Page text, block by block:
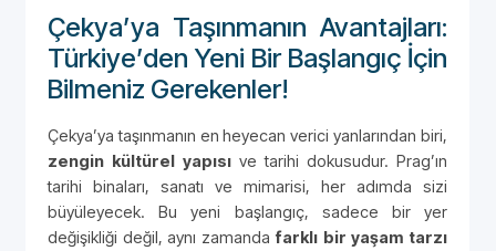
Çekya’ya Taşınmanın Avantajları:
Türkiye’den Yeni Bir Başlangıç İçin
Bilmeniz Gerekenler!
Çekya’ya taşınmanın en heyecan verici yanlarından biri,
zengin kültürel yapısı ve tarihi dokusudur. Prag’ın
tarihi binaları, sanatı ve mimarisi, her adımda sizi
büyüleyecek. Bu yeni başlangıç, sadece bir yer
değişikliği değil, aynı zamanda farklı bir yaşam tarzı